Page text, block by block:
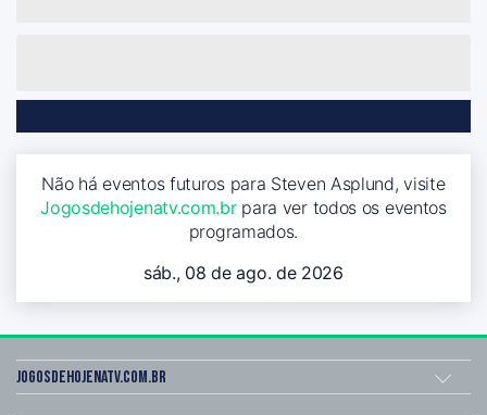
Não há eventos futuros para Steven Asplund, visite
Jogosdehojenatv.com.brpara ver todos os eventos
programados.
sáb., 08 de ago. de 2026
Jogosdehojenatv.com.br